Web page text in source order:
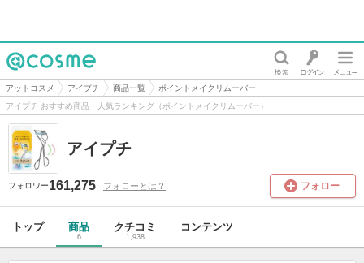
@cosme
アットコスメ アイプチ 商品一覧
ポイントメイクリムーバー
アイプチ おすすめ商品・人気ランキング（ポイントメイクリムーバー）
アイプチ
フォロワー161,275 フォローとは？ フォロー
トップ 商品
6
クチコミ
1,938
コンテンツ